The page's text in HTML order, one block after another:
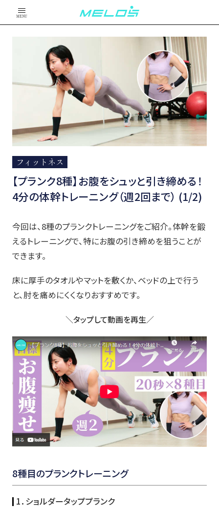
MENU
フィットネス
【プランク8種】お腹をシュッと引き締める！
4分の体幹トレーニング（週2回まで） (1/2)
今回は、8種のプランクトレーニングをご紹介。体幹を鍛
えるトレーニングで、特にお腹の引き締めを狙うことが
できます。
床に厚手のタオルやマットを敷くか、ベッドの上で行う
と、肘を痛めにくくなりおすすめです。
＼タップして動画を再生／
8種目のプランクトレーニング
1．ショルダータッププランク